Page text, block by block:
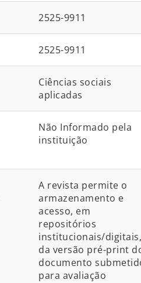
2525-9911
2525-9911
Ciências sociais
aplicadas
Não Informado pela
instituição
A revista permite o
armazenamento e
acesso, em
repositórios
institucionais/digitais,
da versão pré-print
documento
para avaliação